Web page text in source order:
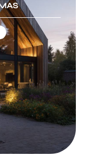
,